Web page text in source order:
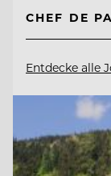
CHEF DE
Entdecke alle